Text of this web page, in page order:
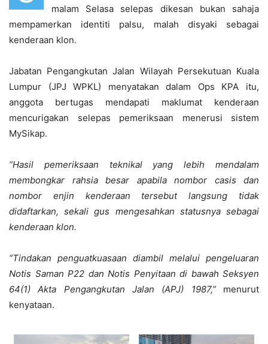
malam Selasa selepas dikesan bukan sahaja
mempamerkan identiti palsu, malah disyaki sebagai
kenderaan klon.
Jabatan Pengangkutan Jalan Wilayah Persekutuan Kuala
Lumpur (JPJ WPKL) menyatakan dalam Ops KPA itu,
anggota bertugas mendapati maklumat kenderaan
mencurigakan selepas pemeriksaan menerusi sistem
MySikap.
“Hasil pemeriksaan teknikal yang lebih mendalam
membongkar rahsia besar apabila nombor casis dan
nombor enjin kenderaan tersebut langsung tidak
didaftarkan, sekali gus mengesahkan statusnya sebagai
kenderaan klon.
“Tindakan penguatkuasaan diambil melalui pengeluaran
Notis Saman P22 dan Notis Penyitaan di bawah Seksyen
64(1) Akta Pengangkutan Jalan (APJ) 1987,”menurut
kenyataan.